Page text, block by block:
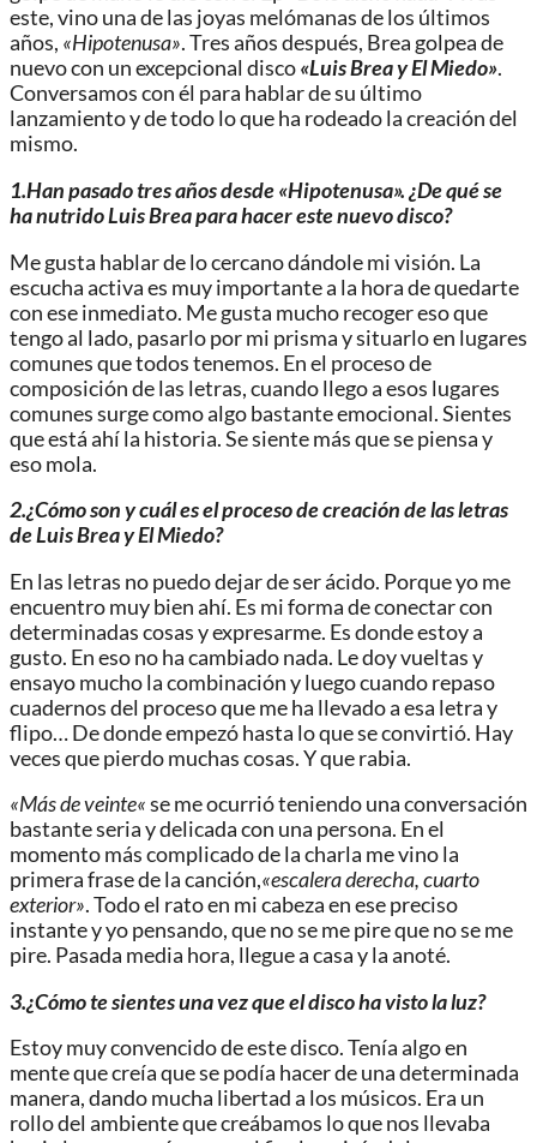
este,vino una de las joyas melómanas de los últimos
años, «Hipotenusa». Tres años después, Brea golpea de
nuevo con un excepcional disco«Luis Brea y El Miedo».
Conversamos con él para hablar de su último
lanzamiento y de todo lo que ha rodeado la creación del
mismo.
1.Han pasado tres años desde «Hipotenusa». ¿De qué se
ha nutrido Luis Brea para hacer este nuevo disco?
Me gusta hablar delo cercano dándole mi visión. La
escucha activa es muy importante a la hora de quedarte
con ese inmediato. Me gusta mucho recoger eso que
tengo al lado, pasarlo por mi prisma y situarlo en lugares
comunes que todos tenemos. En el proceso de
composición de las letras, cuando llego a esos lugares
comunes surge como algo bastante emocional. Sientes
que está ahí la historia. Se siente más que se piensa y
eso mola.
2.¿Cómo son y cuál es el proceso de creación de las letras
deLuis Brea y El Miedo?
En las letras no puedo dejar de ser ácido. Porque yo me
encuentro muy bien ahí. Es mi forma de conectar con
determinadas cosas y expresarme. Es donde estoy a
gusto. En eso no ha cambiado nada. Le doy vueltas y
ensayo mucho la combinación y luego cuando repaso
cuadernos del proceso que me ha llevado a esa letra y
flipo… De donde empezó hasta lo que se convirtió. Hay
veces quepierdo muchas cosas. Y que rabia.
«Más de veinte«se me ocurrió teniendo una conversación
bastante seria y delicada con una persona. En el
momento más complicado de la charla me vinola
primera frase de lacanción,«escaleraderecha, cuarto
exterior».Todo el rato en mi cabeza en ese preciso
instante y yo pensando,que no se me pire que no se me
pire. Pasada media hora, llegue a casa y la anoté.
3.¿Cómo te sientes una vez que el disco ha visto la luz?
Estoy muy convencido de este disco. Tenía algo en
mente que creía que se podía hacer de una determinada
manera, dandomucha libertad a los músicos. Era un
rollo del ambiente que creábamos loque nos llevaba